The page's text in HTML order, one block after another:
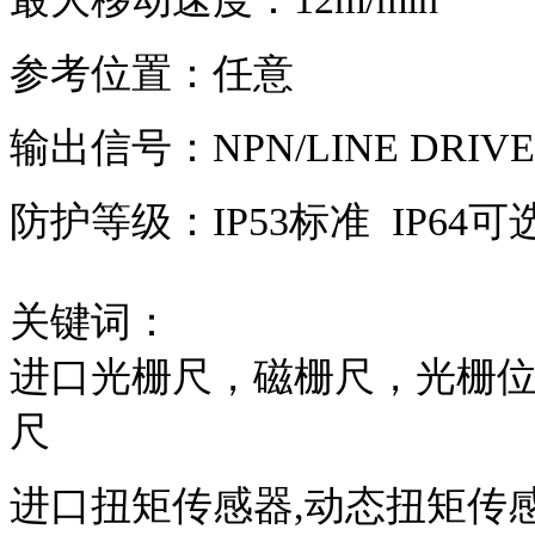
参考位置：任意
输出信号：NPN/LINE
防护等级：IP53标准 IP64可
关键词：
进口光栅尺，磁栅尺，光栅
尺
进口扭矩传感器,动态扭矩传